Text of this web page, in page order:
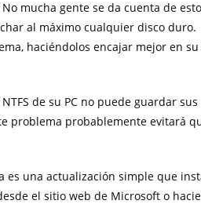
mucha gente se da cuenta de
al máximo cualquier disco duro.
haciéndolos encajar mejor en
de su PC no puede guardar sus
problema probablemente evitará
es una actualización simple que
el sitio web de Microsoft o